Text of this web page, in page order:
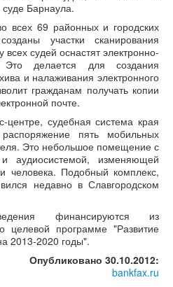
Барнаула.
всех 69 районных и городских
участки сканирования
судей оснастят электронно-
делается для создания
и налаживания электронного
гражданам получать копии
почте.
центре, судебная система края
пять мобильных
Это небольшое помещение с
аудиосистемой, изменяющей
человека. Подобный комплекс,
недавно в Славгородском
финансируются из
целевой программе "Развитие
2013-2020 годы".
Опубликовано 30.10.2012:
bankfax.ru